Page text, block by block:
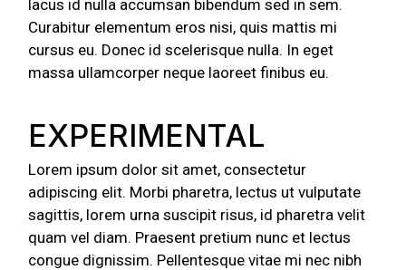
lacus id nulla accumsan bibendum sed in sem.
Curabitur elementum eros nisi, quis mattis mi
cursus eu. Donec id scelerisque nulla. In eget
massa ullamcorper neque laoreet finibus eu.
EXPERIMENTAL
Lorem ipsum dolor sit amet, consectetur
adipiscing elit. Morbi pharetra, lectus ut vulputate
sagittis, lorem urna suscipit risus, id pharetra velit
quam vel diam. Praesent pretium nunc et lectus
congue dignissim. Pellentesque vitae mi nec nibh